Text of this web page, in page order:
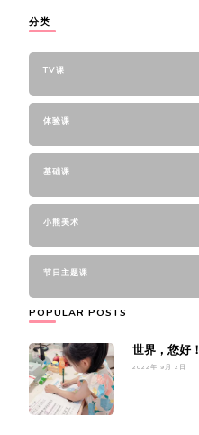
分类
TV课
体验课
基础课
小熊美术
节日主题课
POPULAR POSTS
世界，您好！
2022年 9月 2日